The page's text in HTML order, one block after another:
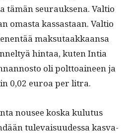
tämän seu­rauk­se­na. Val­tio
omas­ta kas­sas­taan. Val­tio
mak­su­taakkaansa
hin­taa, kuten Intia
oli polt­toaineen ja
0,02 euroa per litra.
nousee kos­ka kulu­tus
tule­vaisu­udessa kas­va­